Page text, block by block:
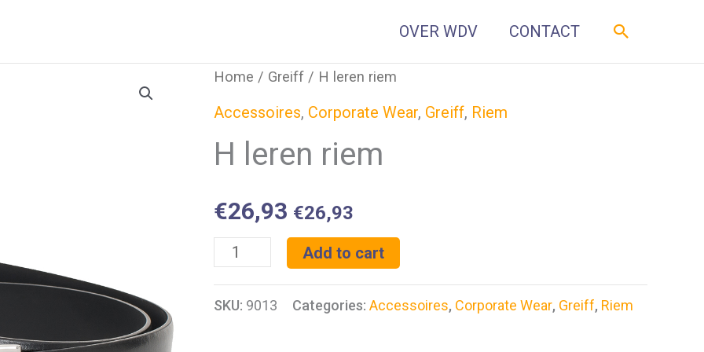
OVER WDV CONTACT Zoeken
Home / Greiff / H leren riem
Accessoires, Corporate Wear, Greiff, Riem
H leren riem
€26,93 €26,93
leren
riem
Add to cart
SKU: 9013 Categories: Accessoires, Corporate Wear, Greiff, Riem